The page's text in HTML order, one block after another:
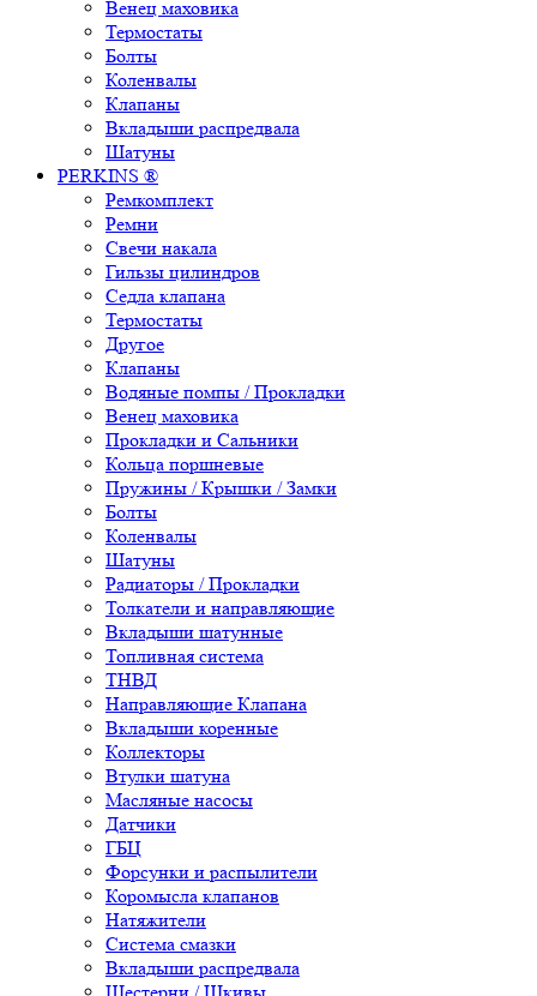
Венец маховика
Термостаты
Болты
Коленвалы
Клапаны
Вкладыши распредвала
Шатуны
PERKINS ®
Ремкомплект
Ремни
Свечи накала
Гильзы цилиндров
Седла клапана
Термостаты
Другое
Клапаны
Водяные помпы / Прокладки
Венец маховика
Прокладки и Сальники
Кольца поршневые
Пружины / Крышки / Замки
Болты
Коленвалы
Шатуны
Радиаторы / Прокладки
Толкатели и направляющие
Вкладыши шатунные
Топливная система
ТНВД
Направляющие Клапана
Вкладыши коренные
Коллекторы
Втулки шатуна
Масляные насосы
Датчики
ГБЦ
Форсунки и распылители
Коромысла клапанов
Натяжители
Система смазки
Вкладыши распредвала